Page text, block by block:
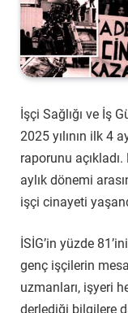
İşçi Sağlığı ve İş
2025 yılının ilk 4
raporunu
aylık dönemi
işçi cinayeti
İSİG’in yüzde
genç işçilerin
uzmanları, işyeri
derlediği bilgilere